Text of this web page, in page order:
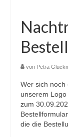
von Petra
Wer sich noch
unserem
zum
die die